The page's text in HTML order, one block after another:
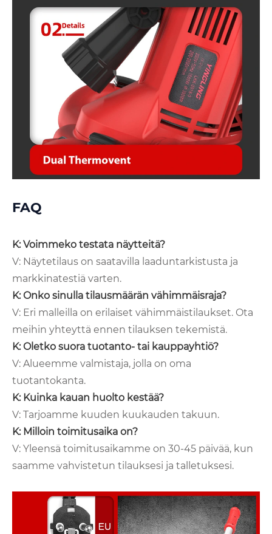
FAQ
K: Voimmeko testata näytteitä?
V: Näytetilaus on saatavilla laaduntarkistusta ja
markkinatestiä varten.
K: Onko sinulla tilausmäärän vähimmäisraja?
V: Eri malleilla on erilaiset vähimmäistilaukset. Ota
meihin yhteyttä ennen tilauksen tekemistä.
K: Oletko suora tuotanto- tai kauppayhtiö?
V: Alueemme valmistaja, jolla on oma
tuotantokanta.
K: Kuinka kauan huolto kestää?
V: Tarjoamme kuuden kuukauden takuun.
K: Milloin toimitusaika on?
V: Yleensä toimitusaikamme on 30-45 päivää, kun
saamme vahvistetun tilauksesi ja talletuksesi.